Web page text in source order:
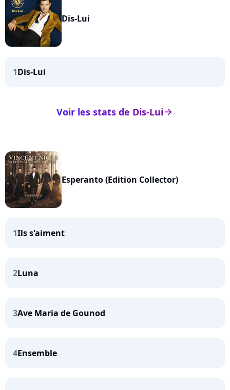
Dis-Lui
1Dis-Lui
arrow_right
Voir les stats de Dis-Lui
Esperanto (Edition Collector)
1Ils s'aiment
2Luna
3Ave Maria de Gounod
4Ensemble